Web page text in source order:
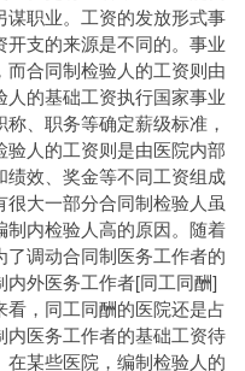
职业。工资的发放形式事
支的来源是不同的。事业
合同制检验人的工资则由
的基础工资执行国家事业
、职务等确定薪级标准，
人的工资则是由医院内部
绩效、奖金等不同工资组成
大一部分合同制检验人虽
内检验人高的原因。随着
调动合同制医务工作者的
外医务工作者[同工同酬]
，同工同酬的医院还是占
医务工作者的基础工资待
某些医院，编制检验人的